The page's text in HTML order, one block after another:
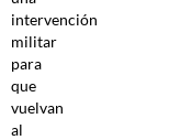
intervención
militar
para
que
vuelvan
al